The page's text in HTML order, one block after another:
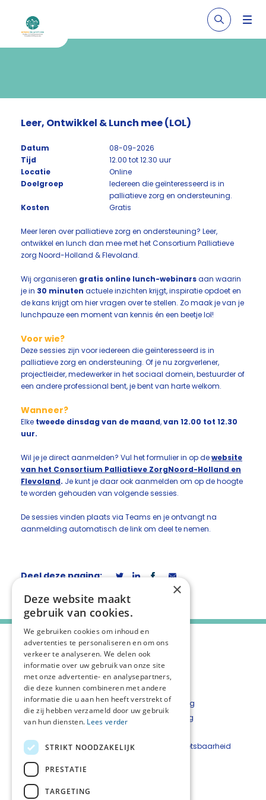
Leer, Ontwikkel & Lunch mee (LOL)
Datum
08-09-2026
Tijd
12.00 tot 12.30 uur
Locatie
Online
Doelgroep
Iedereen die geïnteresseerd is in
palliatieve zorg en ondersteuning.
Kosten
Gratis
Meer leren over palliatieve zorg en ondersteuning? Leer,
ontwikkel en lunch dan mee met het Consortium Palliatieve
zorg Noord-Holland & Flevoland.
Wij organiseren gratis online lunch-webinarsaan waarin
je in 30 minuten actuele inzichten krijgt, inspiratie opdoet en
de kans krijgt om hier vragen over te stellen. Zo maak je van je
lunchpauze een moment van kennis én een beetje lol!
Voor wie?
Deze sessies zijn voor iedereen die geïnteresseerd is in
palliatieve zorg en ondersteuning. Of je nu zorgverlener,
projectleider, medewerker in het sociaal domein, bestuurder of
een andere professional bent, je bent van harte welkom.
Wanneer?
Elke tweede dinsdag van de maand,van 12.00 tot 12.30
uur.
Wil je je direct aanmelden? Vul het formulier in op dewebsite
van het Consortium Palliatieve ZorgNoord-Holland en
Flevoland. Je kunt je daar ook aanmelden om op de hoogte
te worden gehouden van volgende sessies.
De sessies vinden plaats via Teams en je ontvangt na
aanmelding automatisch de link om deel te nemen.
Deel deze pagina:
Over het netwerk
Over Palliaweb
Nieuwsbrief
Bestelformulier
Privacyverklaring
Cookieverklaring
Beveiligingskwetsbaarheid
Netwerkcoördinatoren
×
Deze website maakt
gebruik van cookies.
We gebruiken cookies om inhoud en
advertenties te personaliseren en om ons
verkeer te analyseren. We delen ook
informatie over uw gebruik van onze site
met onze advertentie- en analysepartners,
die deze kunnen combineren met andere
informatie die u aan hen heeft verstrekt of
die zij hebben verzameld door uw gebruik
van hun diensten. Lees verder
STRIKT NOODZAKELIJK
PRESTATIE
TARGETING